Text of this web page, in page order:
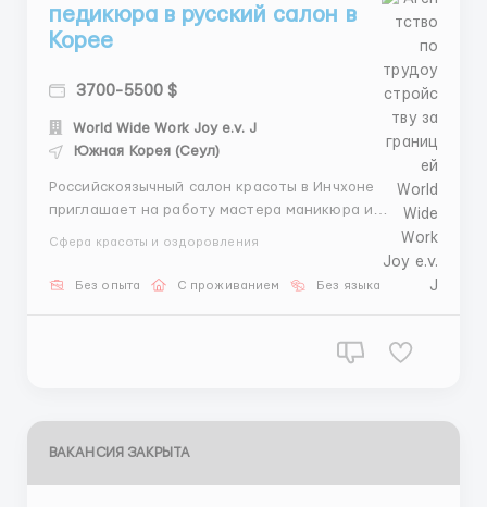
педикюра в русский салон в
Корее
3700-5500 $
World Wide Work Joy e.v. J
Южная Корея (Сеул)
Российскоязычный салон красоты в Инчхоне
приглашает на работу мастера маникюра и
работы: 5 дней в неделю. Зарплата: от 3800$ в
Сфера красоты и оздоровления
Без опыта С проживанием Без языка
ВАКАНСИЯ ЗАКРЫТА